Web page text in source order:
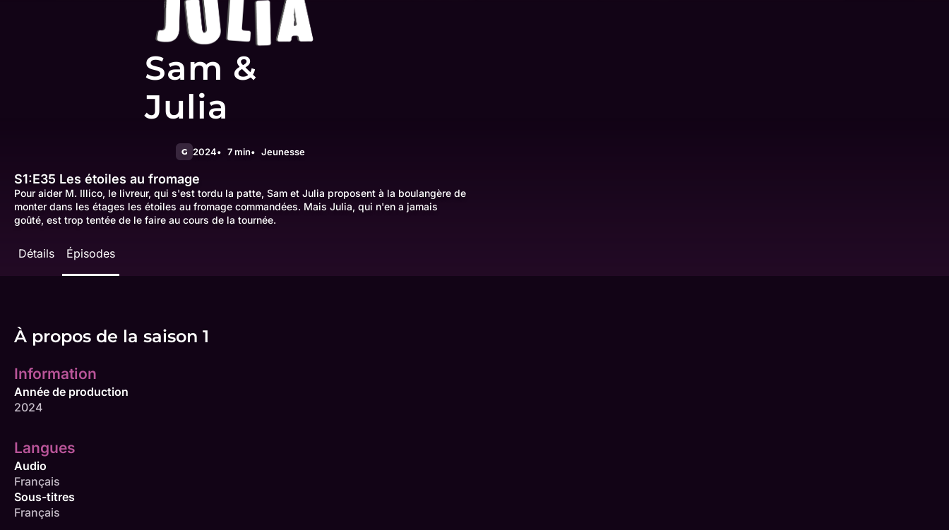
Sam &
Julia
G 2024 7 min Jeunesse
S1:E35 Les étoiles au fromage
Pour aider M. Illico, le livreur, qui s'est tordu la patte, Sam et Julia proposent à la boulangère de
monter dans les étages les étoiles au fromage commandées. Mais Julia, qui n'en a jamais
goûté, est trop tentée de le faire au cours de la tournée.
Détails Épisodes
À propos de la saison 1
Information
Année de production
2024
Langues
Audio
Français
Sous-titres
Français